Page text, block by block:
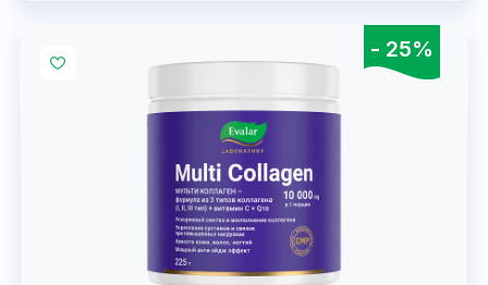
- 25%